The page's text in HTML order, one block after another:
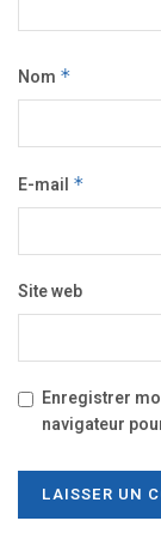
Nom *
E-mail *
Site web
Enregistrer
navigateur